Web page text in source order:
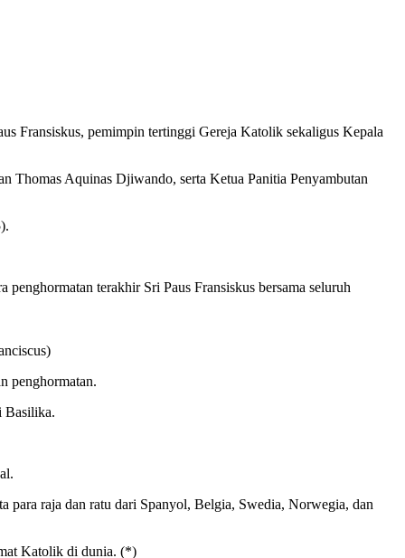
Fransiskus, pemimpin tertinggi Gereja Katolik sekaligus Kepala
Thomas Aquinas Djiwando, serta Ketua Panitia Penyambutan
terakhir Sri Paus Fransiskus bersama seluruh
penghormatan.
Basilika.
para raja dan ratu dari Spanyol, Belgia, Swedia, Norwegia, dan
Katolik di dunia. (*)